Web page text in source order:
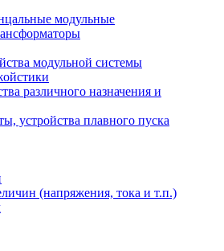
модульные
модульной системы
различного назначения и
устройства плавного пуска
(напряжения, тока и т.п.)